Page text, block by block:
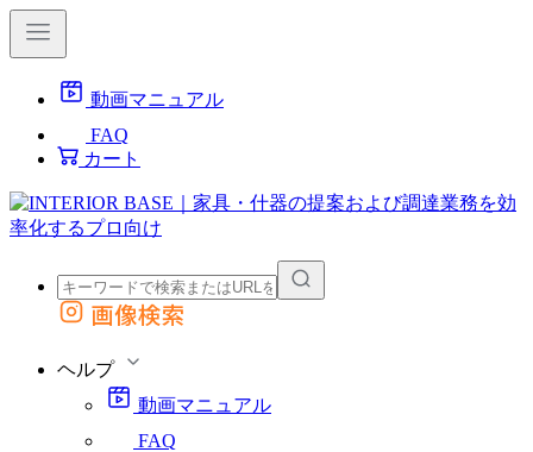
動画マニュアル
FAQ
カート
外部サイトの商品をカートに追加
画像検索
ヘルプ
動画マニュアル
FAQ